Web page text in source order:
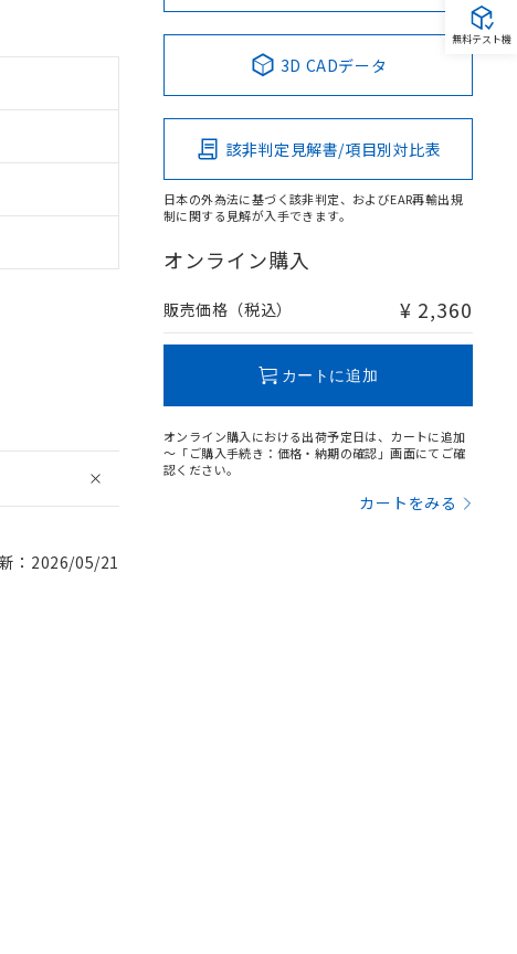
：2026/05/21
3D CADデータ
該非判定見解書/項目別対比表
日本の外為法に基づく該非判定、およびEAR再輸出規
制に関する見解が入手できます。
オンライン購入
販売価格（税込） ¥ 2,360
カートに追加
オンライン購入における出荷予定日は、カートに追加
～「ご購入手続き：価格・納期の確認」画面にてご確
認ください。
カートをみる
無料テスト機